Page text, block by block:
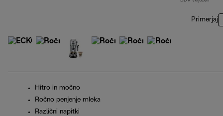
Primerjaj
Hitro in močno
Ročno penjenje mleka
Različni napitki